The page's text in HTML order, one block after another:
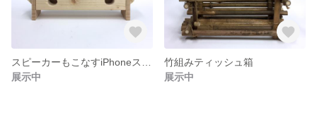
展示中
竹組みティッシュ箱
展示中